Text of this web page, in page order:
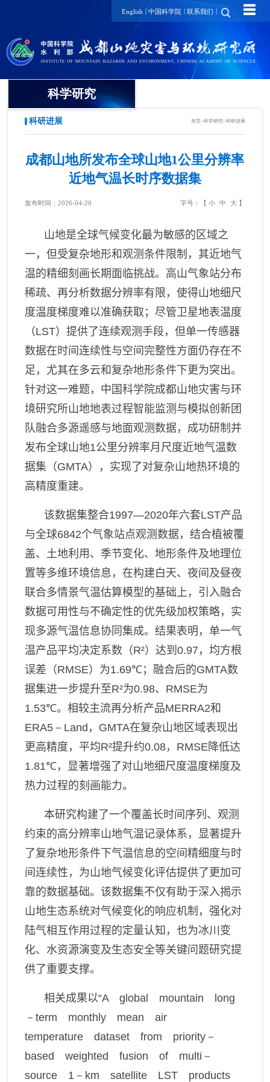
English | 中国科学院 | 联系我们 | ☰
科学研究
领域方向
创新团队
山地灾害研究领域
山地生态环境研究领域
山地灾害与环境交叉研究领
山区发展研究领域
数字山地与遥感应用研究领
域
创新单元
科研进展 首页>科学研究>科研进展
成都山地所发布全球山地1公里分辨率
近地气温长时序数据集
发布时间：2026-04-20 字号：【 小 中 大】
山地是全球气候变化最为敏感的区域之
一，但受复杂地形和观测条件限制，其近地气
温的精细刻画长期面临挑战。高山气象站分布
稀疏、再分析数据分辨率有限，使得山地细尺
度温度梯度难以准确获取；尽管卫星地表温度
（LST）提供了连续观测手段，但单一传感器
数据在时间连续性与空间完整性方面仍存在不
足，尤其在多云和复杂地形条件下更为突出。
针对这一难题，中国科学院成都山地灾害与环
境研究所山地地表过程智能监测与模拟创新团
队融合多源遥感与地面观测数据，成功研制并
发布全球山地1公里分辨率月尺度近地气温数
据集（GMTA），实现了对复杂山地热环境的
高精度重建。
该数据集整合1997—2020年六套LST产品
与全球6842个气象站点观测数据，结合植被覆
盖、土地利用、季节变化、地形条件及地理位
置等多维环境信息，在构建白天、夜间及昼夜
联合多情景气温估算模型的基础上，引入融合
数据可用性与不确定性的优先级加权策略，实
现多源气温信息协同集成。结果表明，单一气
温产品平均决定系数（R²）达到0.97 ，均方根
误差（RMSE）为1.69℃；融合后的GMTA数
据集进一步提升至R²为0.98、 RMSE为
1.53℃。相较主流再分析产品MERRA2和
ERA5－Land ， GMTA在复杂山地区域表现出
更高精度，平均R²提升约0.08， RMSE降低达
1.81℃，显著增强了对山地细尺度温度梯度及
热力过程的刻画能力。
本研究构建了一个覆盖长时间序列、观测
约束的高分辨率山地气温记录体系，显著提升
了复杂地形条件下气温信息的空间精细度与时
间连续性，为山地气候变化评估提供了更加可
靠的数据基础。该数据集不仅有助于深入揭示
山地生态系统对气候变化的响应机制，强化对
陆气相互作用过程的定量认知，也为冰川变
化、水资源演变及生态安全等关键问题研究提
供了重要支撑。
相关成果以“A global mountain long
－term monthly mean air
temperature dataset from priority－
based weighted fusion of multi－
source 1－km satellite LST products